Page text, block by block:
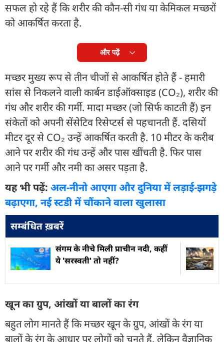
सफल हो रहे हैं कि शरीर की कौन-सी गंध या केमिकल मच्छरों
को आकर्षित करता है.
और पढ़ें
मच्छर मुख्य रूप से तीन चीजों से आकर्षित होते हैं - हमारी
सांस से निकलने वाली कार्बन डाईऑक्साइड (CO₂), शरीर की
गंध और शरीर की गर्मी. मादा मच्छर (जो सिर्फ काटती हैं) इन
संकेतों को अपनी सेंसेटिव रिसेप्टर्स से पहचानती हैं. दसियों
मीटर दूर से CO₂ उन्हें आकर्षित करती है. 10 मीटर के करीब
आने पर शरीर की गंध उन्हें और पास खींचती है. फिर पास
आने पर गर्मी और नमी का असर पड़ता है.
यह भी पढ़ें: अल-नीनो आएगा और दुनिया में लड़ाई-झगड़े
बढ़ाएगा, नई स्टडी में चौंकाने वाला खुलासा
सम्बंधित ख़बरें
संगम के नीचे मिली प्राचीन नदी, कहीं
ये 'सरस्वती' तो नहीं?
खून का ग्रुप, आंखों या बालों का रंग
बहुत लोग मानते हैं कि मच्छर खून के ग्रुप, आंखों के रंग या
बालों के रंग के आधार पर लोगों को चुनते हैं. लेकिन वैज्ञानिक